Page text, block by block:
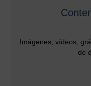
Imágenes, vídeos,
de